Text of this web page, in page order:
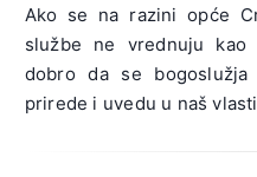
Ako se na razini opće
službe ne vrednuju
dobro da se
prirede i uvedu u naš